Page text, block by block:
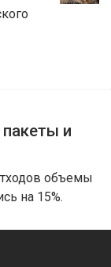
и
объемы
на 15%.